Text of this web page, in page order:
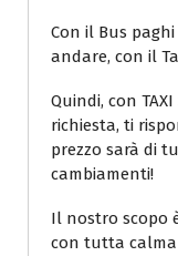
Con il Bus
andare, con il
Quindi, con
richiesta, ti
prezzo sarà di
cambiamenti!
Il nostro scopo
con tutta calma